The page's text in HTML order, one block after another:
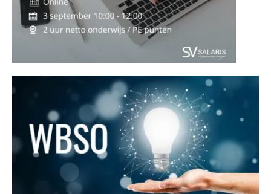
11
AUG
Practical Diploma in Payroll Administration (PDL®)
Markus Verbeek Praehep
14
AUG
HBO Programma Manager Payroll Services & Benefits
Markus Verbeek Praehep
17
Module Arbeidsrecht en Sociale Zekerheid VPS
Markus Verbeek Praehep